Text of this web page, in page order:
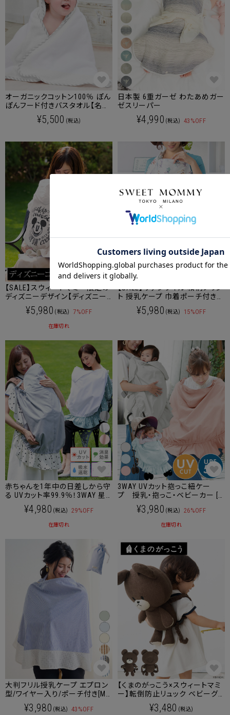
オーガニックコットン100％ ぽん
ぽんフード付きバスタオル【名入
れ刺繍対象商品】
¥5,500 (税込)
日本製 6重ガーゼ わたあめガー
ゼスリーパー
¥4,990 (税込) 43%OFF
【SALE】スウィートマミー限定の
ディズニーデザイン【ディズニー
コレクション】クラシックミッキー
＆ミニー 3WAY UVカットマルチ
¥5,980 (税込) 7%OFF
在庫切れ
【SALE】サテンツイル 和柄プリン
ト 授乳ケープ 巾着ポーチ付き
[M便 6/6]【メール便可】
¥5,980 (税込) 15%OFF
赤ちゃんを1年中の日差しから守
る UVカット率99.9％！3WAY 星
柄マルチ授乳ケープ
¥4,980 (税込) 29%OFF
在庫切れ
3WAY UVカット抱っこ紐ケー
プ 授乳・抱っこ・ベビーカー [M
便 6/6]【メール便可】
¥3,980 (税込) 26%OFF
在庫切れ
大判フリル授乳ケープ エプロン
型/ワイヤー入り/ポーチ付き[M
便 6/6]【メール便可】送料無料
¥3,980 (税込) 43%OFF
【くまのがっこう×スウィートマミ
ー】転倒防止リュック ベビーグッ
¥3,480 (税込)
クーポンコードをコピーしました。
ショッピングカート画面にてご入力ください。
クーポンのご利用には会員登録が必要となります。